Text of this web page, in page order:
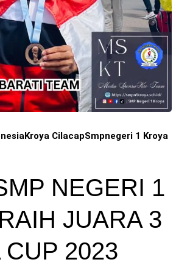
Kroya CilacapSmpnegeri 1 Kroya
NEGERI 1
JUARA 3
CUP 2023